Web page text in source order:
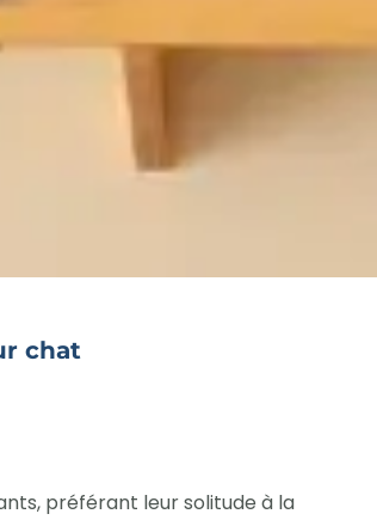
chat
préférant leur solitude à la